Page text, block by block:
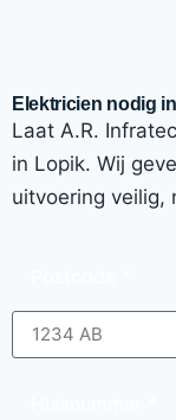
Elektricien nodig
Laat A.R.
in Lopik. Wij
uitvoering veilig,